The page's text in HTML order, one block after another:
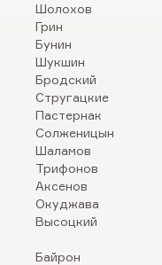
Шолохов
Грин
Бунин
Шукшин
Бродский
Стругацкие
Пастернак
Солженицын
Шаламов
Трифонов
Аксенов
Окуджава
Высоцкий
Байрон